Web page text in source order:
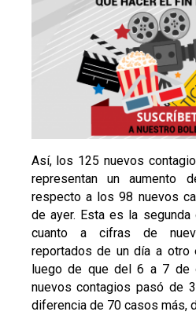
Así, los 125 nuevos
representan un aumento
respecto a los 98 nuevos
de ayer. Esta es la
cuanto a cifras de
reportados de un día a
luego de que del 6 a 7 de
nuevos contagios pasó de
diferencia de 70 casos más,